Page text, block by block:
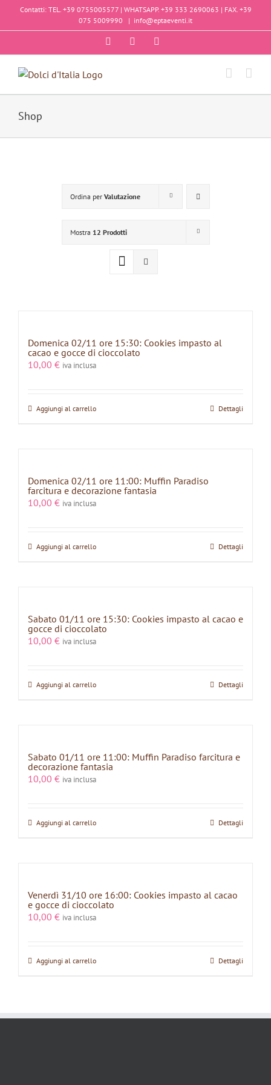
SaltaContatti: TEL. +39 0755005577 | WHATSAPP. +39 333 2690063 | FAX. +39
075 5009990
| info@eptaeventi.it
FacebookInstagram
Shop
Ordina per Valutazione
Mostra 12 Prodotti
Domenica 02/11 ore 15:30: Cookies impasto al
cacao e gocce di cioccolato
10,00 € iva inclusa
Aggiungi al carrello Dettagli
Domenica 02/11 ore 11:00: Muffin Paradiso
farcitura e decorazione fantasia
10,00 € iva inclusa
Aggiungi al carrello Dettagli
Sabato 01/11 ore 15:30: Cookies impasto al cacao e
gocce di cioccolato
10,00 € iva inclusa
Aggiungi al carrello Dettagli
Sabato 01/11 ore 11:00: Muffin Paradiso farcitura e
decorazione fantasia
10,00 € iva inclusa
Aggiungi al carrello Dettagli
Venerdì 31/10 ore 16:00: Cookies impasto al cacao
e gocce di cioccolato
10,00 € iva inclusa
Aggiungi al carrello Dettagli